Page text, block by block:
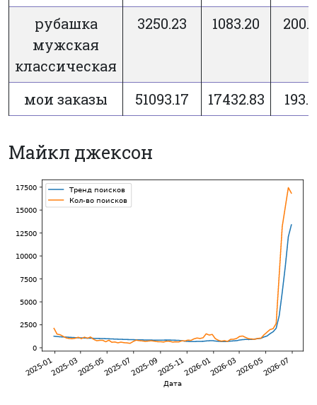
рубашка
мужская
классическая
3250.23 1083.20
мои заказы 51093.17 17432.83
Майкл джексон